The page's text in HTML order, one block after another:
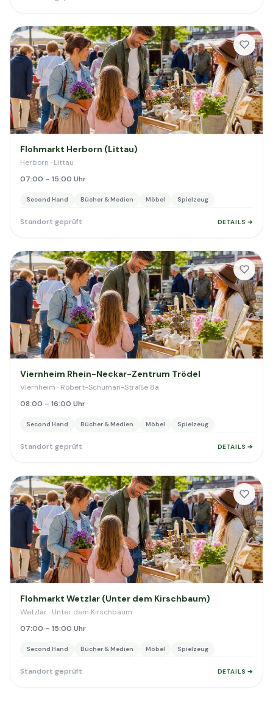
Flohmarkt Herborn (Littau)
Herborn · Littau
07:00 – 15:00 Uhr
Second Hand Bücher & Medien Möbel Spielzeug
Standort geprüft DETAILS ➔
Viernheim Rhein-Neckar-Zentrum Trödel
Viernheim · Robert-Schuman-Straße 8a
08:00 – 16:00 Uhr
Second Hand Bücher & Medien Möbel Spielzeug
Standort geprüft DETAILS ➔
Flohmarkt Wetzlar (Unter dem Kirschbaum)
Wetzlar · Unter dem Kirschbaum
07:00 – 15:00 Uhr
Second Hand Bücher & Medien Möbel Spielzeug
Standort geprüft DETAILS ➔